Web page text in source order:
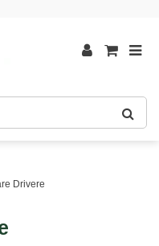
Drivere